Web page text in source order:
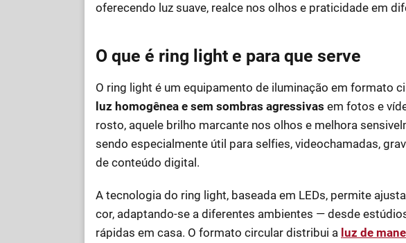
oferecendo luz suave, realce nos olhos e praticidade em
O que é ring light e para que serve
O ring light é um equipamento de iluminação em formato
luz homogênea e sem sombras agressivas em fotos e
rosto, aquele brilho marcante nos olhos e melhora
sendo especialmente útil para selfies, videochamadas,
de conteúdo digital.
A tecnologia do ring light, baseada em LEDs, permite
cor, adaptando-se a diferentes ambientes — desde
rápidas em casa. O formato circular distribui a luz de